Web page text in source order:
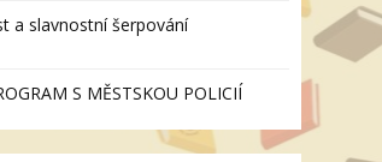
a slavnostní šerpování
S MĚSTSKOU POLICIÍ